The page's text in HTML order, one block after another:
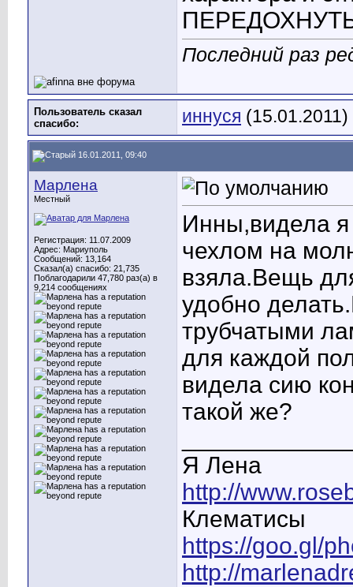
Последний раз
Пользователь сказал
cпасибо:
иннуся (15.01.2011)
16.01.2011, 09:40
Марлена
Местный
Регистрация: 11.07.2009
Адрес: Мариуполь
Сообщений: 13,164
Сказал(а) спасибо: 21,735
Поблагодарили 47,780 раз(а) в
9,214 сообщениях
Инны,видела
чехлом на
взяла.Вещь
удобно
трубчатыми
для каждой
видела сию
такой же?
Я Лена
http://
Клематисы
https://goo.gl/
http://